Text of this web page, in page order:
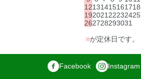
12131415161718
192021 22232425
262728293031
■が定休日です。
Facebook Instagram